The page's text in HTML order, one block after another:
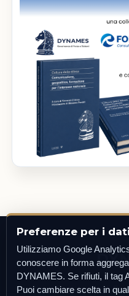
Iscrizione Registro degli
Preferenze per i
Utilizziamo Google
conoscere in forma
DYNAMES. Se rifiuti, il tag
Puoi cambiare scelta in